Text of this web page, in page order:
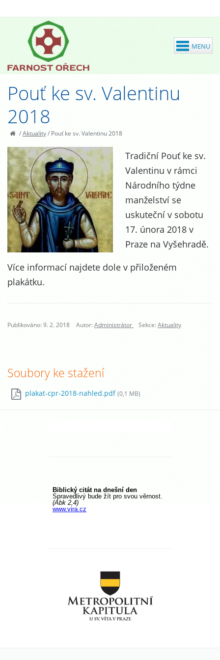
Pouť ke sv. Valentinu
2018
/Aktuality/ Pouť ke sv. Valentinu 2018
Tradiční Pouť ke sv.
Valentinu v rámci
Národního týdne
manželství se
uskuteční v sobotu
17. února 2018 v
Praze na Vyšehradě.
Více informací najdete dole v přiloženém
plakátku.
Publikováno: 9. 2. 2018 Autor:Administrátor Sekce:Aktuality
Soubory ke stažení
plakat-cpr-2018-nahled.pdf (0,1 MB)